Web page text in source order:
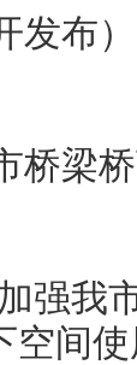
发布）
桥梁
强我
空间